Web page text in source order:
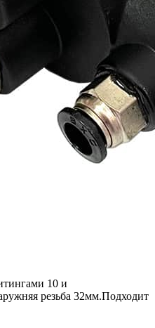
10 и
резьба 32мм.Подходит